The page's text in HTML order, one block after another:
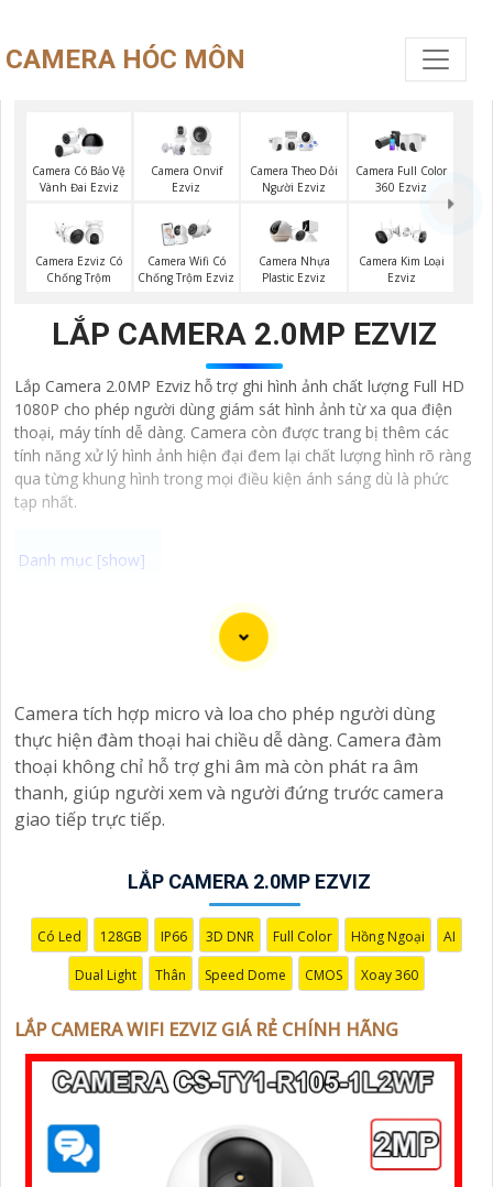
CAMERA HÓC MÔN
Camera Có Bảo Vệ
Vành Đai Ezviz
Camera Onvif
Ezviz
Camera Theo Dỏi
Người Ezviz
Camera Full Color
360 Ezviz
Camera Ezviz Có
Chống Trộm
Camera Wifi Có
Chống Trộm Ezviz
Camera Nhựa
Plastic Ezviz
Camera Kim Loại
Ezviz
LẮP CAMERA 2.0MP EZVIZ
Lắp Camera 2.0MP Ezviz hỗ trợ ghi hình ảnh chất lượng Full HD
1080P cho phép người dùng giám sát hình ảnh từ xa qua điện
thoại, máy tính dễ dàng. Camera còn được trang bị thêm các
tính năng xử lý hình ảnh hiện đại đem lại chất lượng hình rõ ràng
qua từng khung hình trong mọi điều kiện ánh sáng dù là phức
tạp nhất.
"Bạn đang tìm kiếm một giải pháp an ninh hiệu quả và
tiết kiệm? Hãy khám phá Camera Wifi Ezviz - dòng sản
Wifi, Camera Wifi Ezviz sẽ giúp bạn giám sát ngôi nhà
hoặc văn phòng mọi lúc mọi nơi chỉ bằng một chiếc
điện thoại thông minh.
Không chỉ vậy, sản phẩm cũng mang lại chất lượng
hình ảnh sắc nét và độ phân giải cao, cho phép bạn
cơ hội sở hữu Camera Wifi Ezviz giá rẻ chính hãng để
bảo vệ tài sản và gia đình của bạn ngay hôm nay!"
Hy vọng đoạn văn trên sẽ giúp bạn trong việc giới
thiệu sản phẩm Camera Wifi Ezviz.
Camera tích hợp micro và loa cho phép người dùng
thực hiện đàm thoại hai chiều dễ dàng. Camera đàm
thoại không chỉ hỗ trợ ghi âm mà còn phát ra âm
thanh, giúp người xem và người đứng trước camera
giao tiếp trực tiếp.
LẮP CAMERA 2.0MP EZVIZ
Có Led 128GB IP66 3D DNR Full Color Hồng Ngoại AI
Dual Light Thân Speed Dome CMOS Xoay 360
LẮP CAMERA WIFI EZVIZ GIÁ RẺ CHÍNH HÃNG